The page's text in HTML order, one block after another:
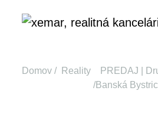
Domov Reality
PREDAJ |
Banská